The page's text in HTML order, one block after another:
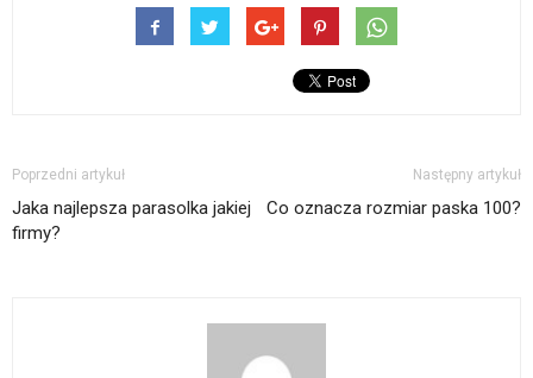
Poprzedni artykuł
Jaka najlepsza parasolka jakiej
firmy?
Następny artykuł
Co oznacza rozmiar paska 100?